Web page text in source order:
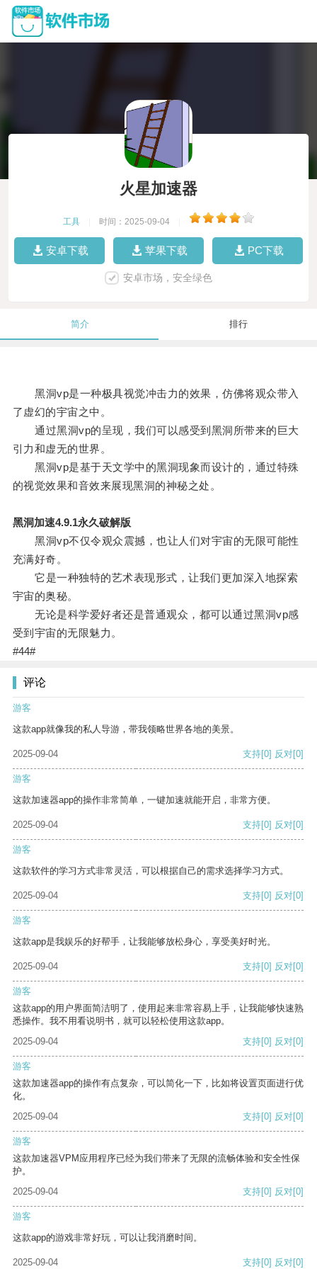
火星加速器
工具 时间：2025-09-04
安卓下载 苹果下载 PC下载
安卓市场，安全绿色
简介 排行
黑洞vp是一种极具视觉冲击力的效果，仿佛将观众带入
了虚幻的宇宙之中。
通过黑洞vp的呈现，我们可以感受到黑洞所带来的巨大
引力和虚无的世界。
黑洞vp是基于天文学中的黑洞现象而设计的，通过特殊
的视觉效果和音效来展现黑洞的神秘之处。
黑洞加速4.9.1永久破解版
黑洞vp不仅令观众震撼，也让人们对宇宙的无限可能性
充满好奇。
它是一种独特的艺术表现形式，让我们更加深入地探索
宇宙的奥秘。
无论是科学爱好者还是普通观众，都可以通过黑洞vp感
受到宇宙的无限魅力。
#44#
评论
游客
这款app就像我的私人导游，带我领略世界各地的美景。
2025-09-04 支持[0] 反对[0]
游客
这款加速器app的操作非常简单，一键加速就能开启，非常方便。
2025-09-04 支持[0] 反对[0]
游客
这款软件的学习方式非常灵活，可以根据自己的需求选择学习方式。
2025-09-04 支持[0] 反对[0]
游客
这款app是我娱乐的好帮手，让我能够放松身心，享受美好时光。
2025-09-04 支持[0] 反对[0]
游客
这款app的用户界面简洁明了，使用起来非常容易上手，让我能够快速熟
悉操作。我不用看说明书，就可以轻松使用这款app。
2025-09-04
支持[0] 反对[0]
游客
这款加速器app的操作有点复杂，可以简化一下，比如将设置页面进行优
化。
2025-09-04
支持[0] 反对[0]
游客
这款加速器VPM应用程序已经为我们带来了无限的流畅体验和安全性保
护。
2025-09-04
支持[0] 反对[0]
游客
这款app的游戏非常好玩，可以让我消磨时间。
2025-09-04 支持[0] 反对[0]